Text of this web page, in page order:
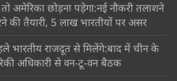
अमेरिका छोड़ना पड़ेगा:नई नौकरी तलाशने
की तैयारी, 5 लाख भारतीयों पर असर
भारतीय राजदूत से मिलेंगे:बाद में चीन के
अधिकारी से वन-टू-वन बैठक